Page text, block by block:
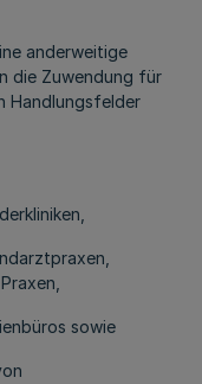
anderweitige
die Zuwendung für
Handlungsfelder
sowie